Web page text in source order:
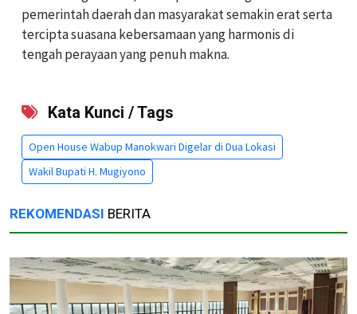
pemerintah daerah dan masyarakat semakin erat serta
tercipta suasana kebersamaan yang harmonis di
tengah perayaan yang penuh makna.
Kata Kunci / Tags
Open House Wabup Manokwari Digelar di Dua Lokasi
Wakil Bupati H. Mugiyono
REKOMENDASI BERITA